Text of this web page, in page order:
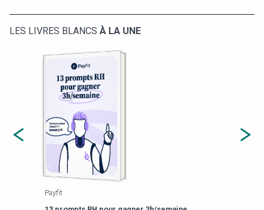
LES LIVRES BLANCS À LA UNE
Payfit